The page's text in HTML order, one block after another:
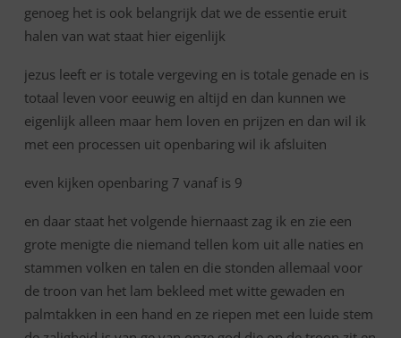
genoeg het is ook belangrijk dat we de essentie eruit
halen van wat staat hier eigenlijk
jezus leeft er is totale vergeving en is totale genade en is
totaal leven voor eeuwig en altijd en dan kunnen we
eigenlijk alleen maar hem loven en prijzen en dan wil ik
met een processen uit openbaring wil ik afsluiten
even kijken openbaring 7 vanaf is 9
en daar staat het volgende hiernaast zag ik en zie een
grote menigte die niemand tellen kom uit alle naties en
stammen volken en talen en die stonden allemaal voor
de troon van het lam bekleed met witte gewaden en
palmtakken in een hand en ze riepen met een luide stem